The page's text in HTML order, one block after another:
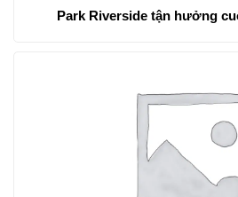
Park Riverside tận hưởng